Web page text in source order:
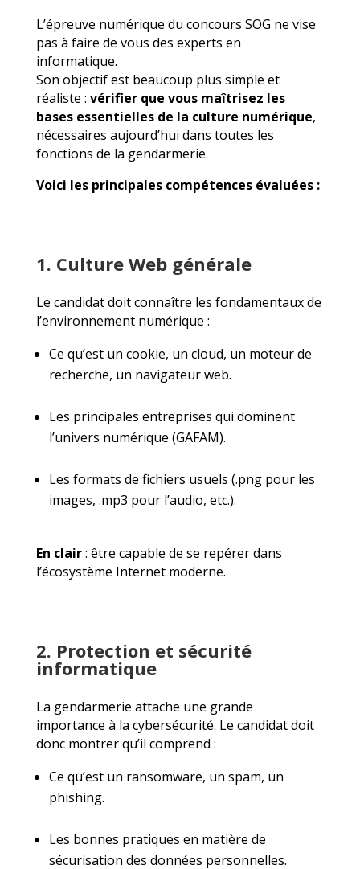
L’épreuve numérique du concours SOG ne vise
pas à faire de vous des experts en
informatique.
Son objectif est beaucoup plus simple et
réaliste : vérifier que vous maîtrisez les
bases essentielles de la culture numérique,
nécessaires aujourd’hui dans toutes les
fonctions de la gendarmerie.
Voici les principales compétences évaluées :
1. Culture Web générale
Le candidat doit connaître les fondamentaux de
l’environnement numérique :
Ce qu’est un cookie, un cloud, un moteur de
recherche, un navigateur web.
Les principales entreprises qui dominent
l’univers numérique (GAFAM).
Les formats de fichiers usuels (.png pour les
images, .mp3 pour l’audio, etc.).
En clair: être capable de se repérer dans
l’écosystème Internet moderne.
2. Protection et sécurité
informatique
La gendarmerie attache une grande
importance à la cybersécurité. Le candidat doit
donc montrer qu’il comprend :
Ce qu’est un ransomware, un spam, un
phishing.
Les bonnes pratiques en matière de
sécurisation des données personnelles.